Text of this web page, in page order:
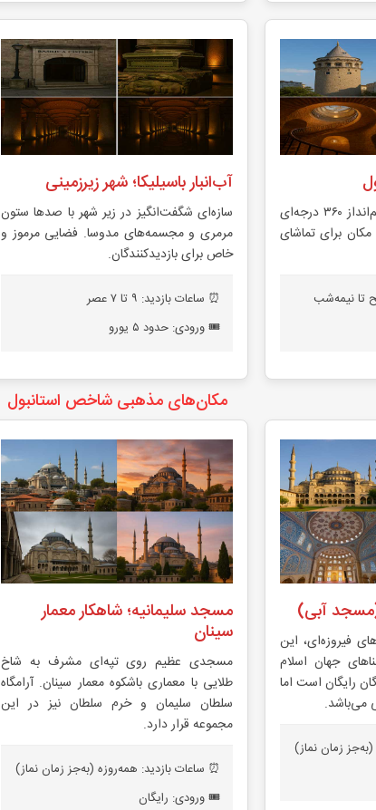
برج سنگی ۶۷ متری با چشم‌انداز ۳۶۰ درجه‌ای
مکان برای تماشای
آب‌انبار باسیلیکا؛ شهر زیرزمینی
سازه‌ای شگفت‌انگیز در زیر شهر با صدها ستون
مرمری و مجسمه‌های مدوسا. فضایی مرموز و
خاص برای بازدیدکنندگان.
⏰ ساعات بازدید: ۹ تا ۷ عصر
🎟️ ورودی: حدود ۵ یورو
مکان‌های مذهبی شاخص استانبول
آبی)
فیروزه‌ای، این
جهان اسلام
رایگان است اما
می‌باشد.
زمان نماز)
مسجد سلیمانیه؛ شاهکار معمار
سینان
مسجدی عظیم روی تپه‌ای مشرف به شاخ
طلایی با معماری باشکوه معمار سینان. آرامگاه
سلطان سلیمان و خرم سلطان نیز در این
مجموعه قرار دارد.
⏰ ساعات بازدید: همه‌روزه (به‌جز زمان نماز)
🎟️ ورودی: رایگان